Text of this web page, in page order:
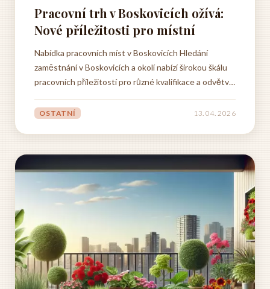
Pracovní trh v Boskovicích ožívá:
Nové příležitosti pro místní
Nabídka pracovních míst v Boskovicích Hledání
zaměstnání v Boskovicích a okolí nabízí širokou škálu
pracovních příležitostí pro různé kvalifikace a odvětví.
zastoupením strojírenského průmyslu, kde významní
OSTATNÍ 13. 04. 2026